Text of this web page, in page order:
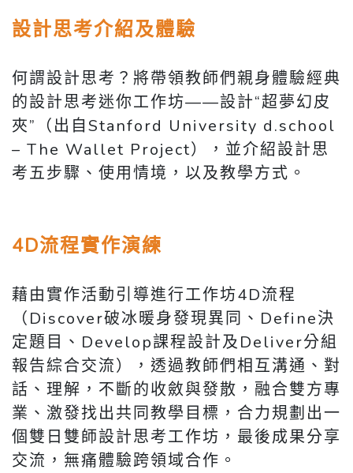
設計思考介紹及體驗
何謂設計思考？將帶領教師們親身體驗經典
的設計思考迷你工作坊——設計“超夢幻皮
夾”（出自Stanford University d.school
– The Wallet Project），並介紹設計思
考五步驟、使用情境，以及教學方式。
4D流程實作演練
藉由實作活動引導進行工作坊4D流程
（Discover破冰暖身發現異同、Define決
定題目、Develop課程設計及Deliver分組
報告綜合交流），透過教師們相互溝通、對
話、理解，不斷的收斂與發散，融合雙方專
業、激發找出共同教學目標，合力規劃出一
個雙日雙師設計思考工作坊，最後成果分享
交流，無痛體驗跨領域合作。